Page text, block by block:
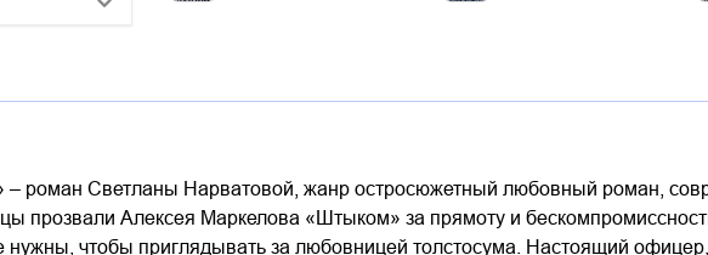
– роман Светланы Нарватовой, жанр остросюжетный любовный роман,
прозвали Алексея Маркелова «Штыком» за прямоту и
нужны, чтобы приглядывать за любовницей толстосума. Настоящий